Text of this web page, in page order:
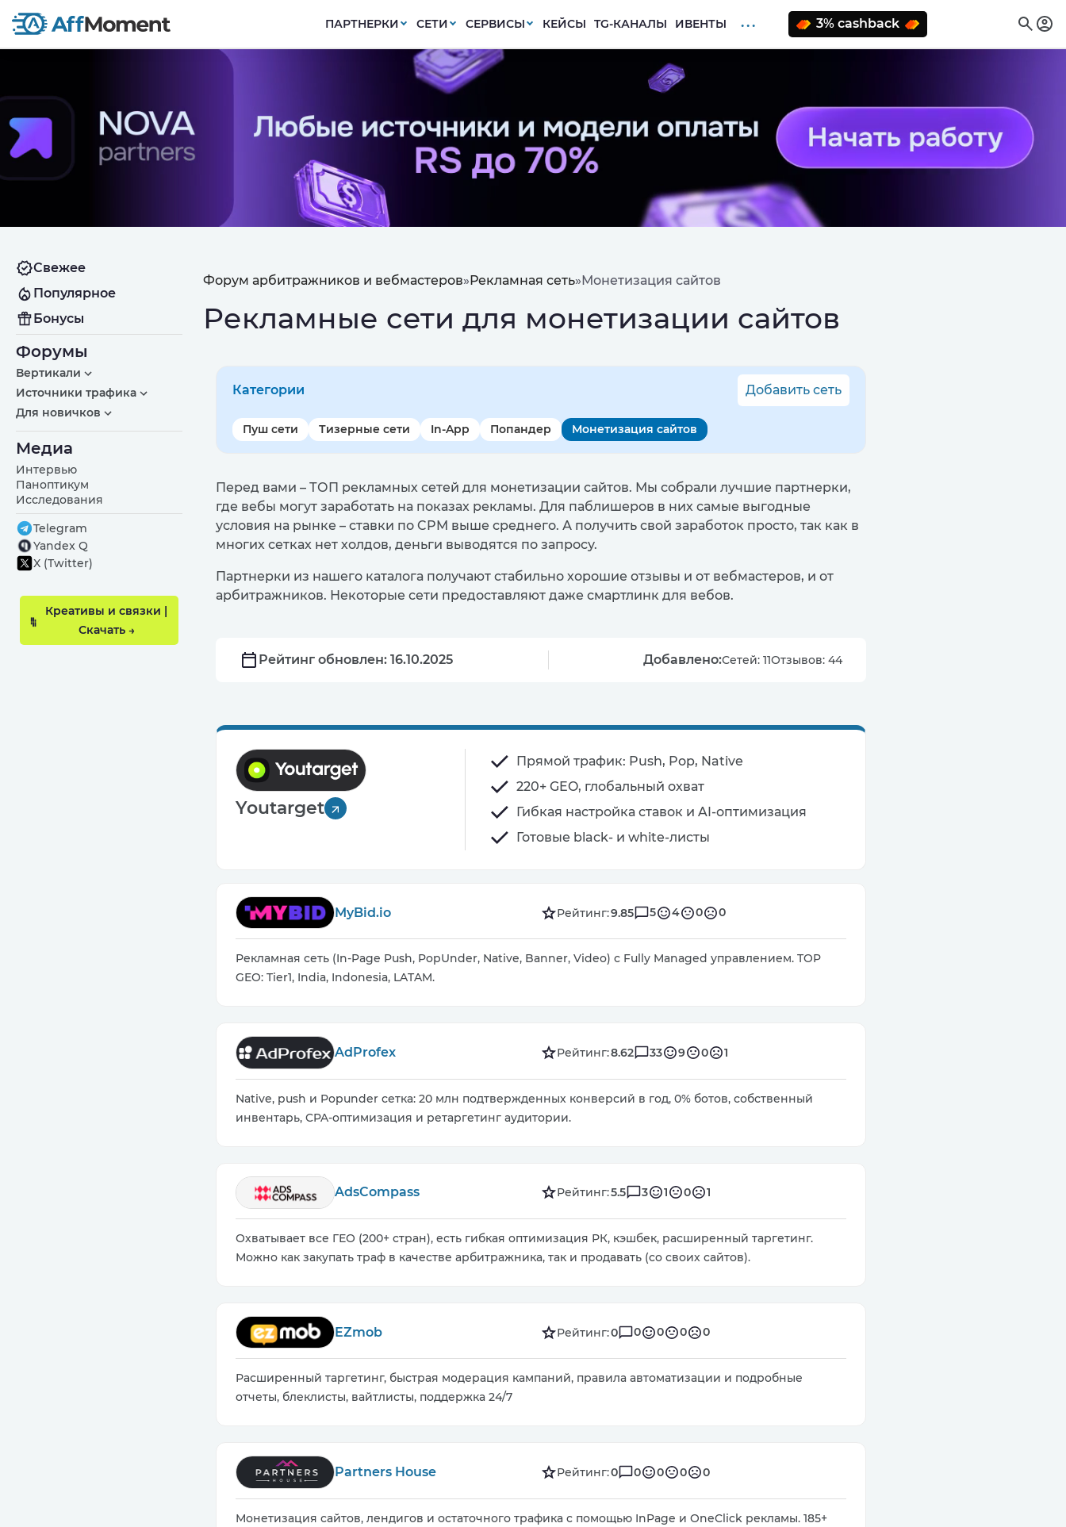
ПАРТНЕРКИ СЕТИ СЕРВИСЫ КЕЙСЫ TG-КАНАЛЫ ИВЕНТЫ . . . 3% cashback
Свежее
Популярное
Бонусы
Форумы
Вертикали
Источники трафика
Для новичков
Медиа
Интервью
Паноптикум
Исследования
Telegram
Yandex Q
X (Twitter)
Креативы и связки |
Скачать →
Форум арбитражников и вебмастеров»Рекламная сеть»Монетизация сайтов
Рекламные сети для монетизации сайтов
Категории Добавить сеть
Пуш сети Тизерные сети In-App Попандер Монетизация сайтов
Перед вами – ТОП рекламных сетей для монетизации сайтов. Мы собрали лучшие партнерки,
где вебы могут заработать на показах рекламы. Для паблишеров в них самые выгодные
условия на рынке – ставки по CPM выше среднего. А получить свой заработок просто, так как в
многих сетках нет холдов, деньги выводятся по запросу.
Партнерки из нашего каталога получают стабильно хорошие отзывы и от вебмастеров, и от
арбитражников. Некоторые сети предоставляют даже смартлинк для вебов.
Рейтинг обновлен: 16.10.2025 Добавлено:Сетей: 11Отзывов: 44
Youtarget
Прямой трафик: Push, Pop, Native
220+ GEO, глобальный охват
Гибкая настройка ставок и AI-оптимизация
Готовые black- и white-листы
MyBid.io Рейтинг:9.85 5 4 0 0
Рекламная сеть (In-Page Push, PopUnder, Native, Banner, Video) с Fully Managed управлением. TOP
GEO: Tier1, India, Indonesia, LATAM.
AdProfex Рейтинг:8.62 33 9 0 1
Native, push и Popunder сетка: 20 млн подтвержденных конверсий в год, 0% ботов, собственный
инвентарь, CPA-оптимизация и ретаргетинг аудитории.
AdsCompass Рейтинг:5.5 3 1 0 1
Охватывает все ГЕО (200+ стран), есть гибкая оптимизация РК, кэшбек, расширенный таргетинг.
Можно как закупать траф в качестве арбитражника, так и продавать (со своих сайтов).
EZmob Рейтинг:0 0 0 0 0
Расширенный таргетинг, быстрая модерация кампаний, правила автоматизации и подробные
отчеты, блеклисты, вайтлисты, поддержка 24/7
Partners House Рейтинг:0 0 0 0 0
Монетизация сайтов, лендигов и остаточного трафика с помощью InPage и OneClick рекламы. 185+